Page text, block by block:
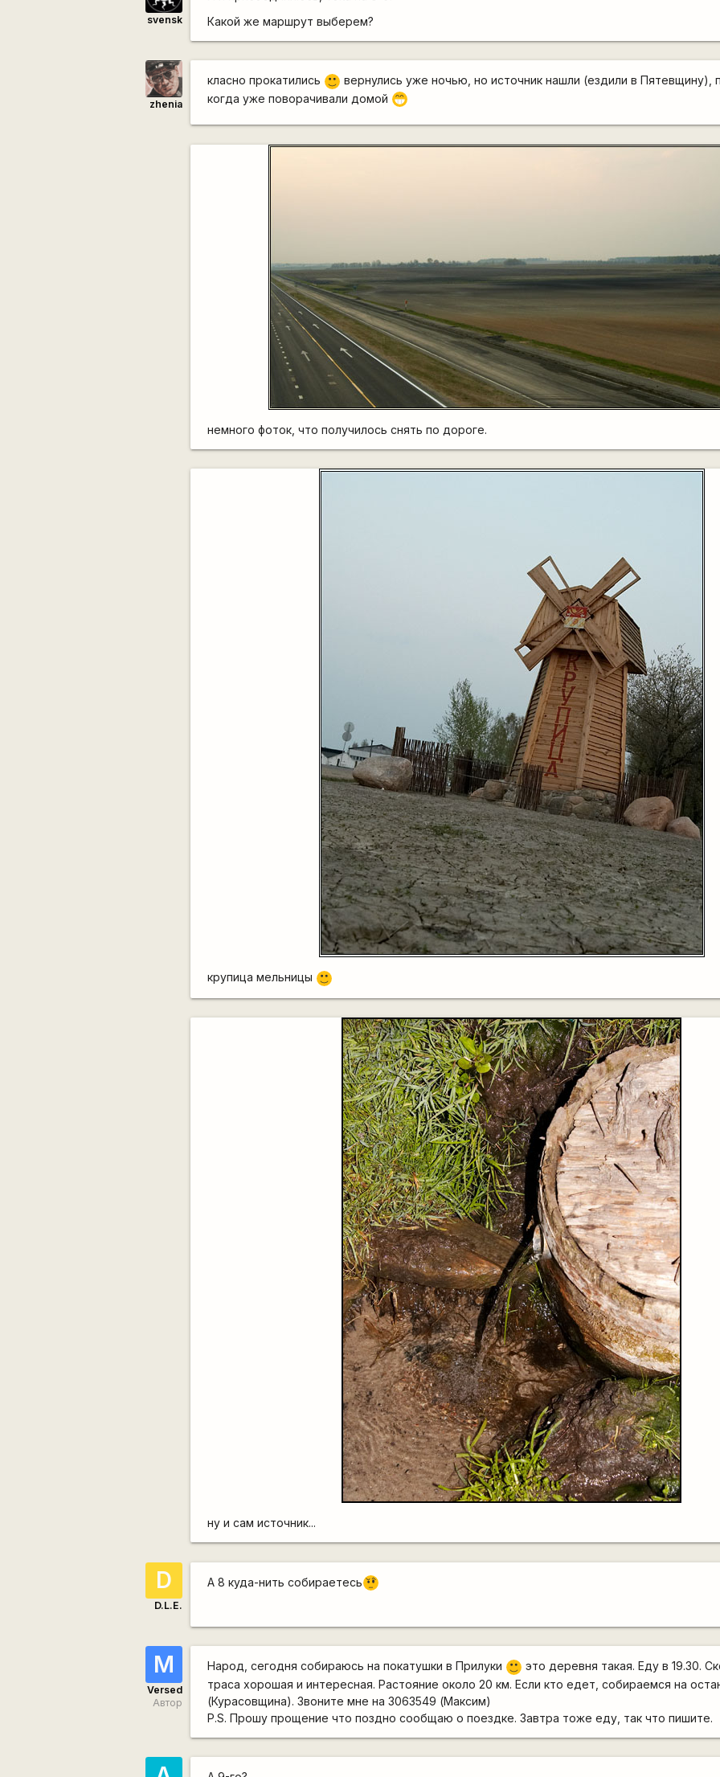
svensk
Какой же маршрут выберем?
zhenia
класно прокатились :) вернулись уже ночью, но источник нашли (ездили в Пятевщину),
когда уже поворачивали домой ;D
немного фоток, что получилось снять по дороге.
крупица мельницы :)
ну и сам источник...
D
D.L.E.
А 8 куда-нить собираетесь???
М
Versed
Автор
Народ, сегодня собираюсь на покатушки в Прилуки :) это деревня такая. Еду в 19.30.
траса хорошая и интересная. Растояние около 20 км. Если кто едет, собираемся на
(Курасовщина). Звоните мне на 3063549 (Максим)
P.S. Прошу прощение что поздно сообщаю о поездке. Завтра тоже еду, так что пишите.